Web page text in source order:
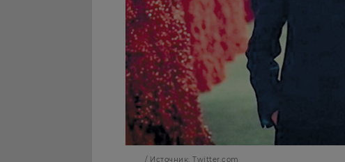
/ Источник: Twitter.com